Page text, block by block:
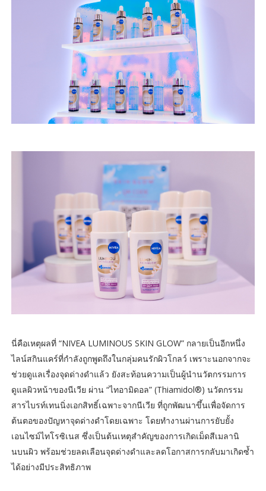
นี่คือเหตุผลที่ “NIVEA LUMINOUS SKIN GLOW” กลายเป็นอีกหนึ่ง
ไลน์สกินแคร์ที่กำลังถูกพูดถึงในกลุ่มคนรักผิวโกลว์ เพราะนอกจากจะ
ช่วยดูแลเรื่องจุดด่างดำแล้ว ยังสะท้อนความเป็นผู้นำนวัตกรรมการ
ดูแลผิวหน้าของนีเวีย ผ่าน “ไทอามิดอล” (Thiamidol®) นวัตกรรม
สารไบรท์เทนนิ่งเอกสิทธิ์เฉพาะจากนีเวีย ที่ถูกพัฒนาขึ้นเพื่อจัดการ
ต้นตอของปัญหาจุดด่างดำโดยเฉพาะ โดยทำงานผ่านการยับยั้ง
เอนไซม์ไทโรซิเนส ซึ่งเป็นต้นเหตุสำคัญของการเกิดเม็ดสีเมลานิ
นบนผิว พร้อมช่วยลดเลือนจุดด่างดำและลดโอกาสการกลับมาเกิดซ้ำ
ได้อย่างมีประสิทธิภาพ